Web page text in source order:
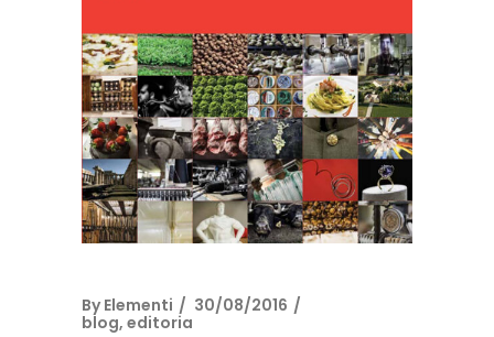
By Elementi
30/08/2016
blog, editoria